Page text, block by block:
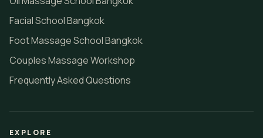
Facial School Bangkok
Foot Massage School Bangkok
Couples Massage Workshop
Frequently Asked Questions
EXPLORE